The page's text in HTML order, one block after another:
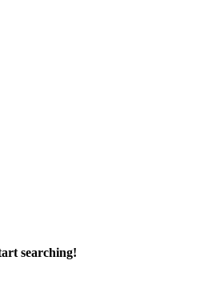
searching!